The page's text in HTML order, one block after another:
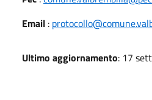
Email :
Ultimo aggiornamento: 17